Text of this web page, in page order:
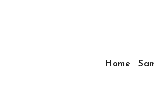
Home